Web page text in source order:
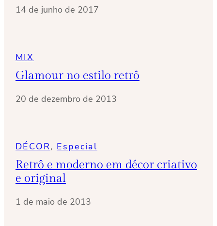
14 de junho de 2017
MIX
Glamour no estilo retrô
20 de dezembro de 2013
DÉCOR, Especial
Retrô e moderno em décor criativo
e original
1 de maio de 2013